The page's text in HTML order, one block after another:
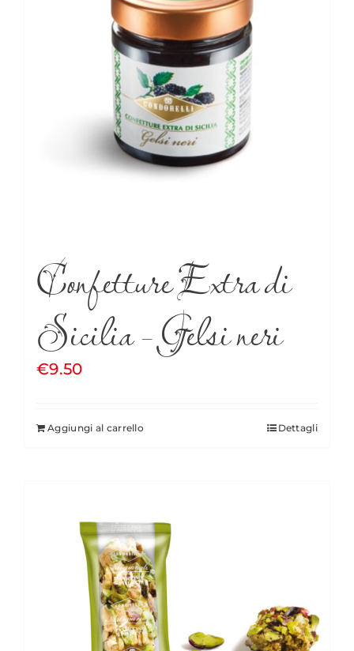
Confetture Extra di
Sicilia – Gelsi neri
€9.50
Aggiungi al carrello Dettagli